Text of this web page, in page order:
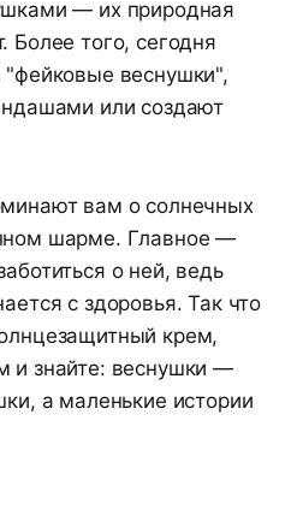
— их природная
Более того, сегодня
"фейковые веснушки",
или создают
вам о солнечных
шарме. Главное —
о ней, ведь
с здоровья. Так что
крем,
и знайте: веснушки —
а маленькие истории